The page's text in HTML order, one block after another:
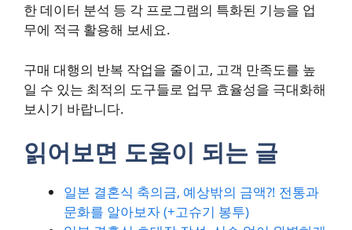
한 데이터 분석 등 각 프로그램의 특화된 기능을 업
무에 적극 활용해 보세요.
구매 대행의 반복 작업을 줄이고, 고객 만족도를 높
일 수 있는 최적의 도구들로 업무 효율성을 극대화해
보시기 바랍니다.
읽어보면 도움이 되는 글
일본 결혼식 축의금, 예상밖의 금액?! 전통과
문화를 알아보자 (+고슈기 봉투)